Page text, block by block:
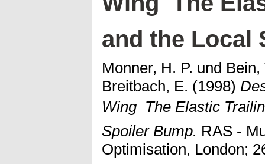
and the Local
Monner, H. P. und Bein,
Breitbach, E. (1998)
Wing  The Elastic
Spoiler Bump. RAS -
Optimisation, London;